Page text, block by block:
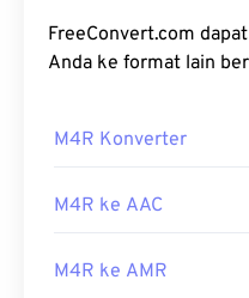
FreeConvert.com dapat
Anda ke format lain
M4R Konverter
M4R ke AAC
M4R ke AMR